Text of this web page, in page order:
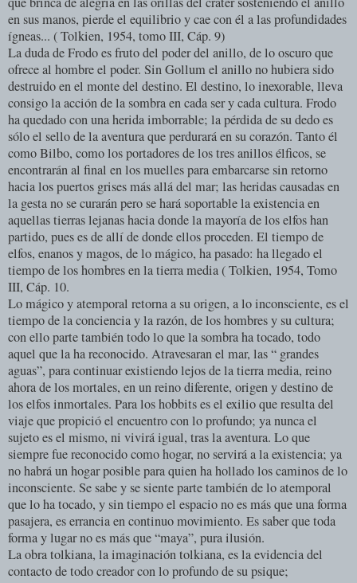
en sus manos, pierde el equilibrio y cae con él a las profundidades
ígneas... ( Tolkien, 1954, tomo III, Cáp. 9)
La duda de Frodo es fruto del poder del anillo, de lo oscuro que
ofrece al hombre el poder. Sin Gollum el anillo no hubiera sido
destruido en el monte del destino. El destino, lo inexorable, lleva
consigo la acción de la sombra en cada ser y cada cultura. Frodo
ha quedado con una herida imborrable; la pérdida de su dedo es
sólo el sello de la aventura que perdurará en su corazón. Tanto él
como Bilbo, como los portadores de los tres anillos élficos, se
encontrarán al final en los muelles para embarcarse sin retorno
hacia los puertos grises más allá del mar; las heridas causadas en
la gesta no se curarán pero se hará soportable la existencia en
aquellas tierras lejanas hacia donde la mayoría de los elfos han
partido, pues es de allí de donde ellos proceden. El tiempo de
elfos, enanos y magos, de lo mágico, ha pasado: ha llegado el
tiempo de los hombres en la tierra media ( Tolkien, 1954, Tomo
III, Cáp. 10.
Lo mágico y atemporal retorna a su origen, a lo inconsciente, es el
tiempo de la conciencia y la razón, de los hombres y su cultura;
con ello parte también todo lo que la sombra ha tocado, todo
aquel que la ha reconocido. Atravesaran el mar, las “ grandes
aguas”, para continuar existiendo lejos de la tierra media, reino
ahora de los mortales, en un reino diferente, origen y destino de
los elfos inmortales. Para los hobbits es el exilio que resulta del
viaje que propició el encuentro con lo profundo; ya nunca el
sujeto es el mismo, ni vivirá igual, tras la aventura. Lo que
siempre fue reconocido como hogar, no servirá a la existencia; ya
no habrá un hogar posible para quien ha hollado los caminos de lo
inconsciente. Se sabe y se siente parte también de lo atemporal
que lo ha tocado, y sin tiempo el espacio no es más que una forma
pasajera, es errancia en continuo movimiento. Es saber que toda
forma y lugar no es más que “maya”, pura ilusión.
La obra tolkiana, la imaginación tolkiana, es la evidencia del
contacto de todo creador con lo profundo de su psique;